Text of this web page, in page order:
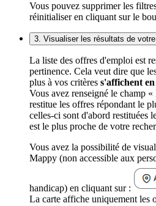
Vous pouvez supprimer les
réinitialiser en cliquant sur le
3. Visualiser les résultats de
La liste des offres d'emploi est
pertinence. Cela veut dire que
plus à vos critères s'affichent
Vous avez renseigné le champ
restitue les offres répondant le
celles-ci sont d'abord restituées
est le plus proche de votre
Vous avez la possibilité de
Mappy (non accessible aux
handicap) en cliquant sur :
La carte affiche uniquement les